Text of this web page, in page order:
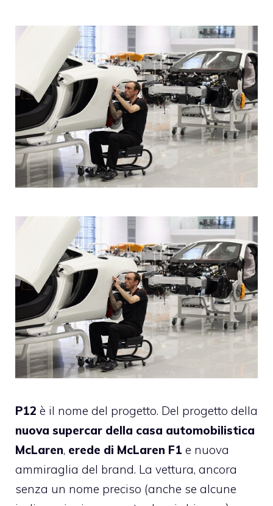
P12 è il nome del progetto. Del progetto della
nuova supercar della casa automobilistica
McLaren, erede di McLaren F1 e nuova
ammiraglia del brand. La vettura, ancora
senza un nome preciso (anche se alcune